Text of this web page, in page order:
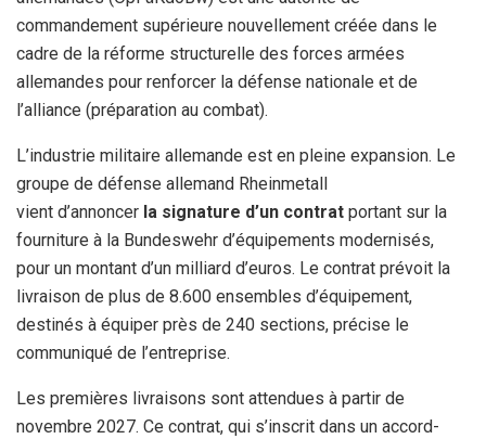
commandement supérieure nouvellement créée dans le
cadre de la réforme structurelle des forces armées
allemandes pour renforcer la défense nationale et de
l’alliance (préparation au combat).
L’industrie militaire allemande est en pleine expansion. Le
groupe de défense allemand Rheinmetall
vient d’annoncer la signature d’un contrat portant sur la
fourniture à la Bundeswehr d’équipements modernisés,
pour un montant d’un milliard d’euros. Le contrat prévoit la
livraison de plus de 8.600 ensembles d’équipement,
destinés à équiper près de 240 sections, précise le
communiqué de l’entreprise.
Les premières livraisons sont attendues à partir de
novembre 2027. Ce contrat, qui s’inscrit dans un accord-